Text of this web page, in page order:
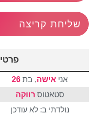
שליחת קריצה
אני אישה, בת 26
סטאטוס רווקה
נולדתי ב: לא עודכן